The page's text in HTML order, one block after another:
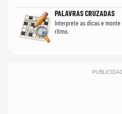
PALAVRAS CRUZADAS
Interprete as dicas e
ritmo.